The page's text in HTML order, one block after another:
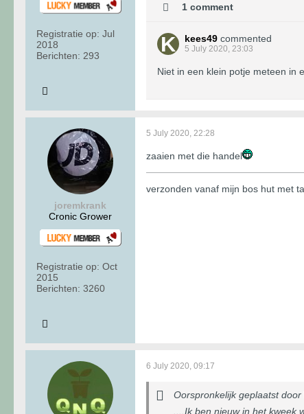
Registratie op: Jul
2018
Berichten: 293
1 comment
kees49 commented
5 July 2020, 23:03
Niet in een klein potje meteen in
joremkrank
Cronic Grower
Registratie op: Oct
2015
Berichten: 3260
5 July 2020, 22:28
zaaien met die handel
verzonden vanaf mijn bos hut met
6 July 2020, 09:17
Oorspronkelijk geplaatst door
....Ik ben nieuw in het kweek